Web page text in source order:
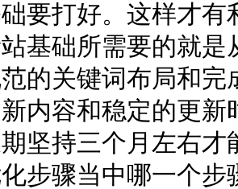
要打好。这样才
基础所需要的就
的关键词布局和完
内容和稳定的更
坚持三个月左右
步骤当中哪一个